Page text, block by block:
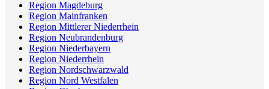
Region Magdeburg
Region Mainfranken
Region Mittlerer Niederrhein
Region Neubrandenburg
Region Niederbayern
Region Niederrhein
Region Nordschwarzwald
Region Nord Westfalen